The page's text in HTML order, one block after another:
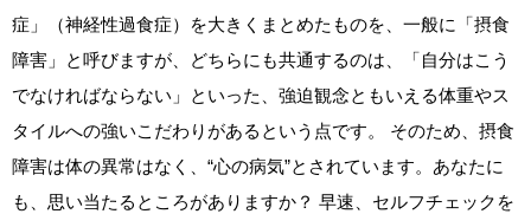
症」（神経性過食症）を大きくまとめたものを、一般に「摂食
障害」と呼びますが、どちらにも共通するのは、「自分はこう
でなければならない」といった、強迫観念ともいえる体重やス
タイルへの強いこだわりがあるという点です。 そのため、摂食
障害は体の異常はなく、“心の病気”とされています。あなたに
も、思い当たるところがありますか？ 早速、セルフチェックを